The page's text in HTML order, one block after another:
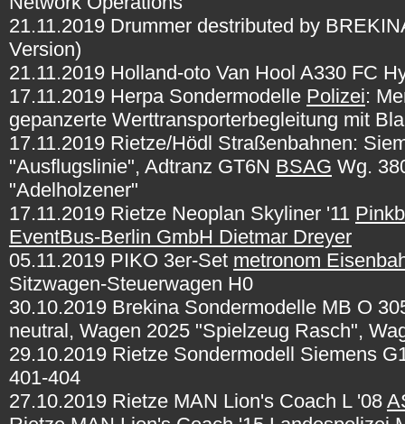
21.11.2019 Drummer destributed by
Version)
21.11.2019 Holland-oto Van Hool A330 FC
17.11.2019 Herpa Sondermodelle Polizei:
gepanzerte Werttransporterbegleitung mit
17.11.2019 Rietze/Hödl Straßenbahnen:
"Ausflugslinie", Adtranz GT6N BSAG Wg.
"Adelholzener"
17.11.2019 Rietze Neoplan Skyliner '11
EventBus-Berlin GmbH Dietmar Dreyer
05.11.2019 PIKO 3er-Set metronom
Sitzwagen-Steuerwagen H0
30.10.2019 Brekina Sondermodelle MB O
neutral, Wagen 2025 "Spielzeug Rasch",
29.10.2019 Rietze Sondermodell Siemens
401-404
27.10.2019 Rietze MAN Lion's Coach L '08